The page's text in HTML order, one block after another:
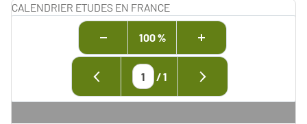
CALENDRIER ETUDES EN FRANCE
100 %
/1